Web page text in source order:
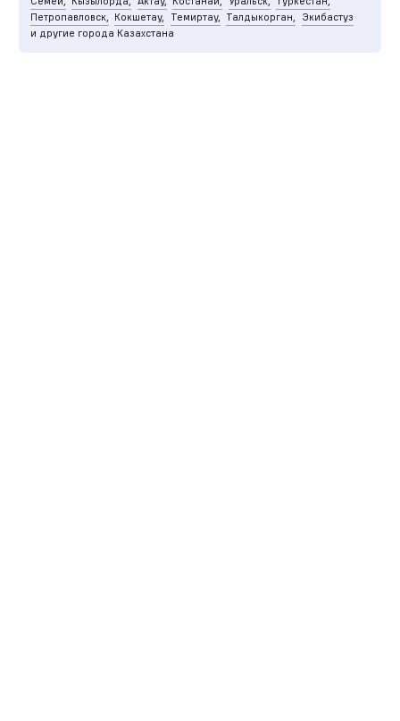
Петропавловск, Кокшетау, Темиртау, Талдыкорган,
Экибастуз
и другие города Казахстана